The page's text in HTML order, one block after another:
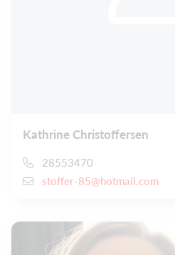
Kathrine Christoffersen
28553470
stoffer-85@hotmail.com